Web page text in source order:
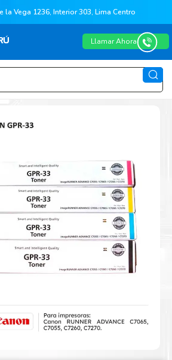
la Vega 1236, Interior 303, Lima Centro
Llamar Ahora